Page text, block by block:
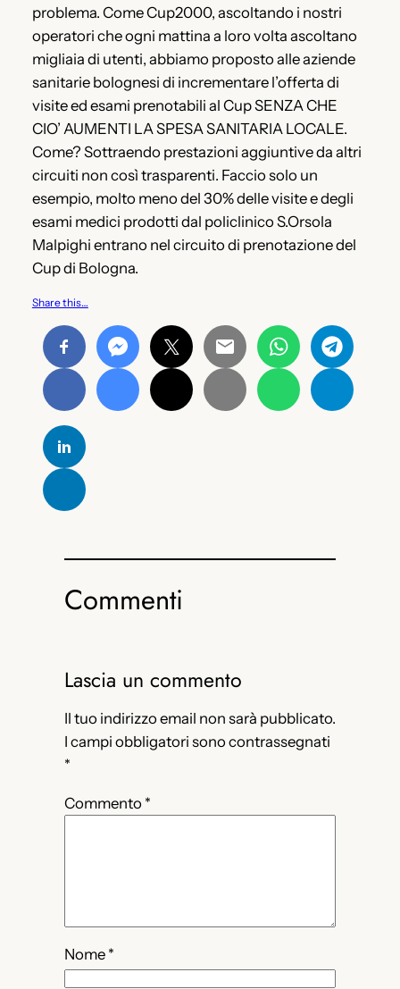
problema. Come Cup2000, ascoltando i nostri
operatori che ogni mattina a loro volta ascoltano
migliaia di utenti, abbiamo proposto alle aziende
sanitarie bolognesi di incrementare l’offerta di
visite ed esami prenotabili al Cup SENZA CHE
CIO’ AUMENTI LA SPESA SANITARIA LOCALE.
Come? Sottraendo prestazioni aggiuntive da altri
circuiti non così trasparenti. Faccio solo un
esempio, molto meno del 30% delle visite e degli
esami medici prodotti dal policlinico S.Orsola
Malpighi entrano nel circuito di prenotazione del
Cup di Bologna.
Share this…
Commenti
Lascia un commento
Il tuo indirizzo email non sarà pubblicato.
I campi obbligatori sono contrassegnati
*
Commento *
Nome *